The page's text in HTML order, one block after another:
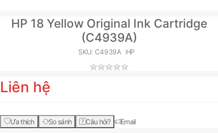
HP 18 Yellow Original Ink Cartridge
(C4939A)
SKU: C4939A HP
Liên hệ
Ưa thích So sánh Câu hỏi? Email